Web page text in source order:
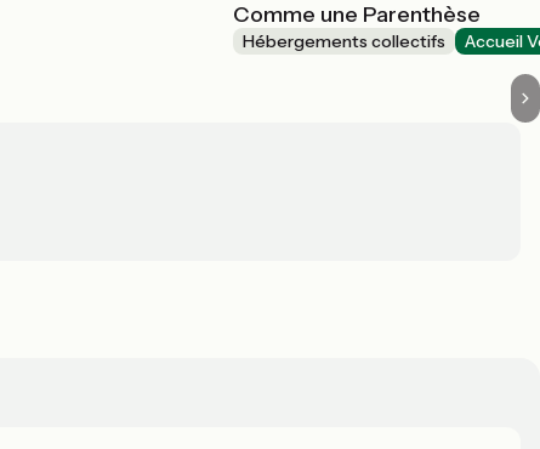
Comme une Parenthèse
Hébergements collectifs Accueil